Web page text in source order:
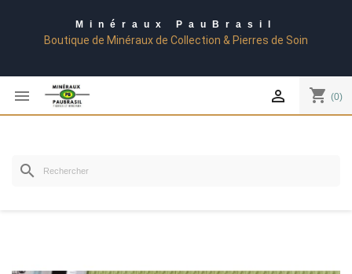
Minéraux PauBrasil
Boutique de Minéraux de Collection & Pierres de Soin
 shopping_cart (0)

search